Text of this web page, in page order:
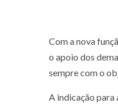
Com a nova
o apoio dos
sempre com o
A indicação para